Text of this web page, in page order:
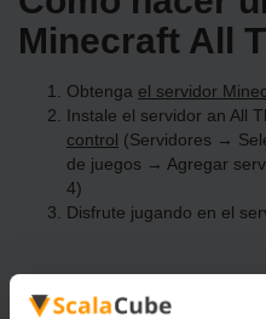
Minecraft All
Obtenga el servidor
Instale el servidor an All
control (Servidores →
de juegos → Agregar
4)
Disfrute jugando en el